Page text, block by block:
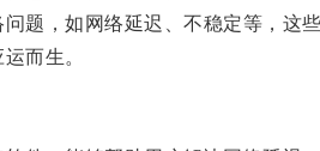
，如网络延迟、不稳定等，这
而生。